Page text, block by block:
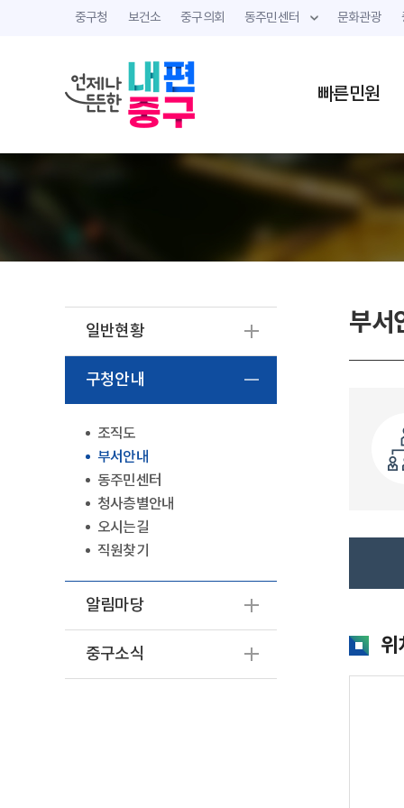
중구청 보건소 중구의회 동주민센터 문화관광
빠른민원
일반현황
구청안내
조직도
부서안내
동주민센터
청사층별안내
오시는길
직원찾기
알림마당
중구소식
부서
위